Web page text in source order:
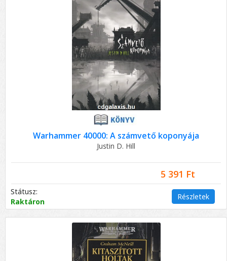
Warhammer 40000: A számvető koponyája
Justin D. Hill
5 391 Ft
Státusz:
Raktáron
Részletek